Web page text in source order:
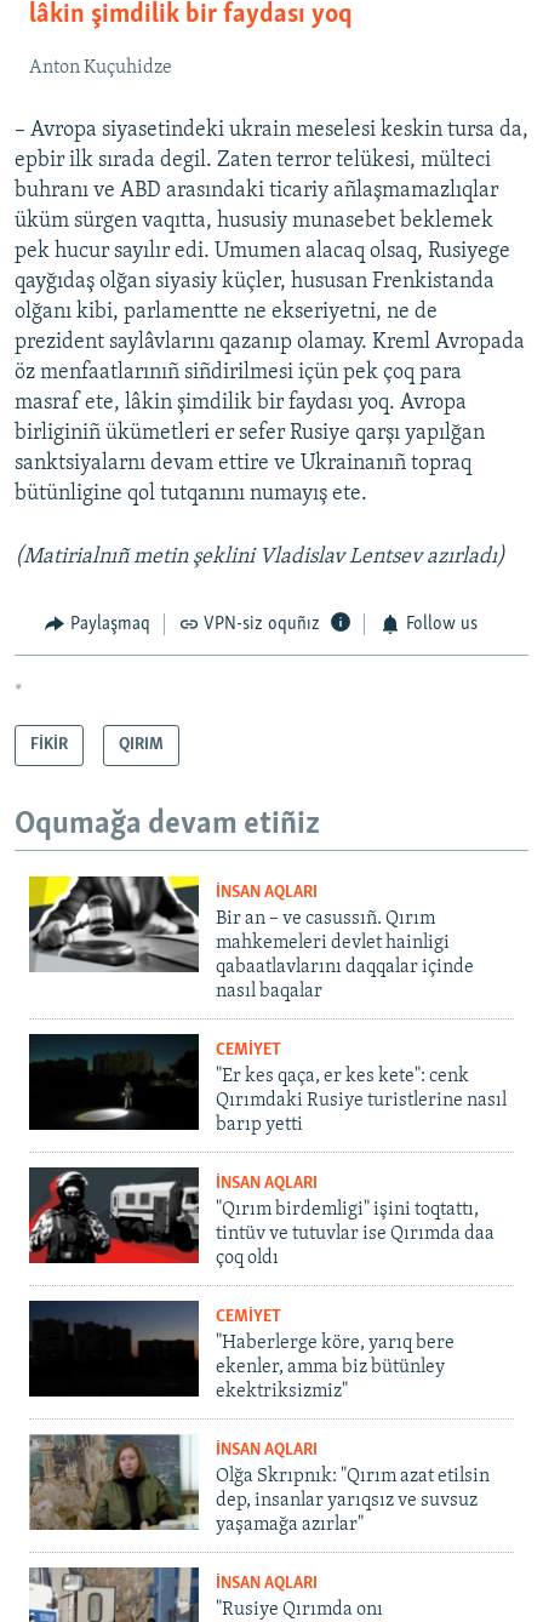
lâkin şimdilik bir faydası yoq
Anton Kuçuhidze
– Avropa siyasetindeki ukrain meselesi keskin tursa da,
epbir ilk sırada degil. Zaten terror telükesi, mülteci
buhranı ve ABD arasındaki ticariy añlaşmamazlıqlar
üküm sürgen vaqıtta, hususiy munasebet beklemek
pek hucur sayılır edi. Umumen alacaq olsaq, Rusiyege
qayğıdaş olğan siyasiy küçler, hususan Frenkistanda
olğanı kibi, parlamentte ne ekseriyetni, ne de
prezident saylâvlarını qazanıp olamay. Kreml Avropada
öz menfaatlarınıñ siñdirilmesi içün pek çoq para
masraf ete, lâkin şimdilik bir faydası yoq. Avropa
birliginiñ ükümetleri er sefer Rusiye qarşı yapılğan
sanktsiyalarnı devam ettire ve Ukrainanıñ topraq
bütünligine qol tutqanını numayış ete.
(Matirialnıñ metin şeklini Vladislav Lentsev azırladı)
Paylaşmaq VPN-siz oquñız Follow us
*
FİKİR QIRIM
Oqumağa devam etiñiz
İNSAN AQLARI
Bir an – ve casussıñ. Qırım
mahkemeleri devlet hainligi
qabaatlavlarını daqqalar içinde
nasıl baqalar
CEMİYET
"Er kes qaça, er kes kete": cenk
Qırımdaki Rusiye turistlerine nasıl
barıp yetti
İNSAN AQLARI
"Qırım birdemligi" işini toqtattı,
tintüv ve tutuvlar ise Qırımda daa
çoq oldı
CEMİYET
"Haberlerge köre, yarıq bere
ekenler, amma biz bütünley
ekektriksizmiz"
İNSAN AQLARI
Olğa Skrıpnık: "Qırım azat etilsin
dep, insanlar yarıqsız ve suvsuz
yaşamağa azırlar"
İNSAN AQLARI
"Rusiye Qırımda onı